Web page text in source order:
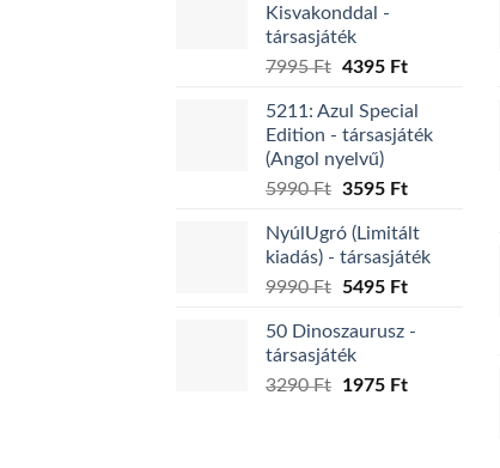
Kisvakonddal -
társasjáték
7995Ft Original
was:
7995 Ft.
4395 FtCurrent
is:
4395 Ft.
5211: Azul Special
Edition - társasjáték
(Angol nyelvű)
5990Ft Original
was:
5990 Ft.
3595 FtCurrent
is:
3595 Ft.
NyúlUgró (Limitált
kiadás) - társasjáték
9990Ft
Original
was:
9990 Ft.
5495 FtCurrent
is:
50 Dinoszaurusz -
társasjáték
3290Ft
Original
1975 FtCurrent